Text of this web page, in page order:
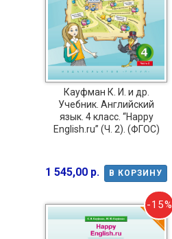
Кауфман К. И. и др.
Учебник. Английский
язык. 4 класс. “Happy
English.ru” (Ч. 2). (ФГОС)
В КОРЗИНУ
1 545,00 р.
-15%